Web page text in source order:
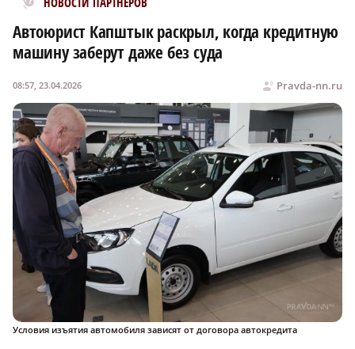
Автоюрист Капштык раскрыл, когда кредитную
машину заберут даже без суда
Pravda-nn.ru
08:57, 23.04.2026
Условия изъятия автомобиля зависят от договора автокредита